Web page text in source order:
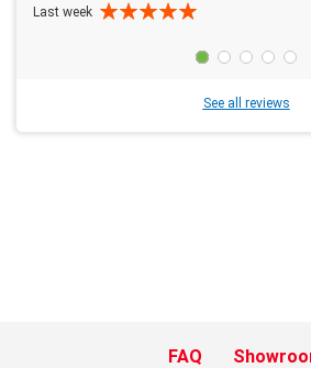
Last week
See all reviews
FAQ